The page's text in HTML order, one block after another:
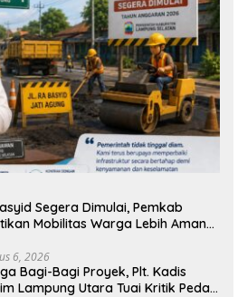
Segera Dimulai, Pemkab
Mobilitas Warga Lebih Aman
6, 2026
Bagi-Bagi Proyek, Plt. Kadis
Lampung Utara Tuai Kritik Pedas